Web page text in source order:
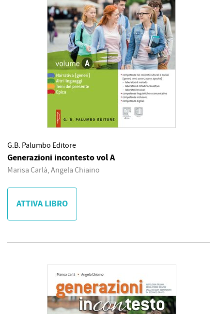
G.B. Palumbo Editore
Generazioni incontesto vol A
Marisa Carlà, Angela Chiaino
ATTIVA LIBRO